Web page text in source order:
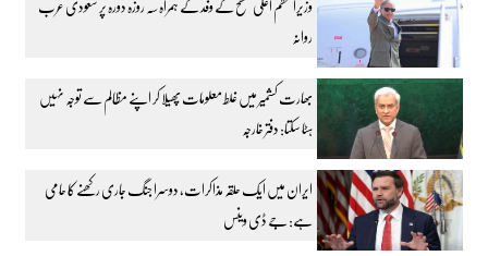
روانہ
بھارت کشمیر میں غلط معلومات پھیلا کر اپنے مظالم سے توجہ نہیں
ہٹا سکتا: دفتر خارجہ
ایران میں ایک حلقہ مذاکرات، دوسرا جنگ جاری رکھنے کا حامی
ہے: جے ڈی وینس